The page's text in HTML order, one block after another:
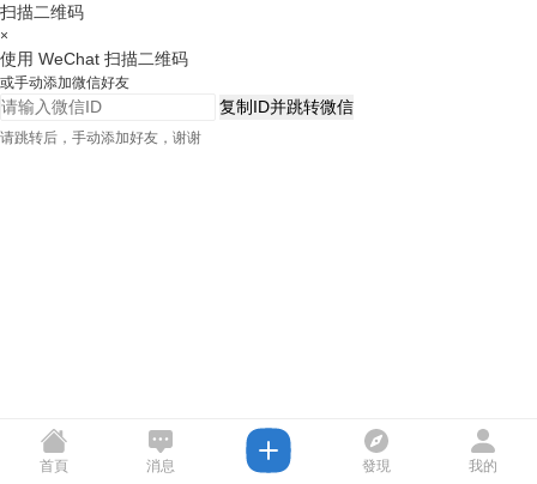
扫描二维码
×
使用 WeChat 扫描二维码
或手动添加微信好友
复制ID并跳转微信
请跳转后，手动添加好友，谢谢
首頁 消息 發現 我的